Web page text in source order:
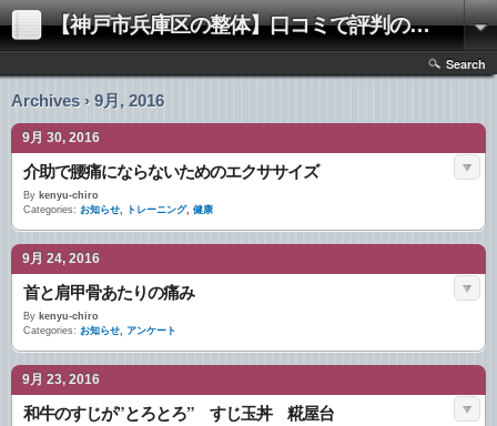
【神戸市兵庫区の整体】口コミで評判の「きむらけんゆう整体院」
Search
Archives › 9月, 2016
9月 30, 2016
介助で腰痛にならないためのエクササイズ
By kenyu-chiro
Categories: お知らせ, トレーニング, 健康
9月 24, 2016
首と肩甲骨あたりの痛み
By kenyu-chiro
Categories: お知らせ, アンケート
9月 23, 2016
和牛のすじが”とろとろ” すじ玉丼 糀屋台